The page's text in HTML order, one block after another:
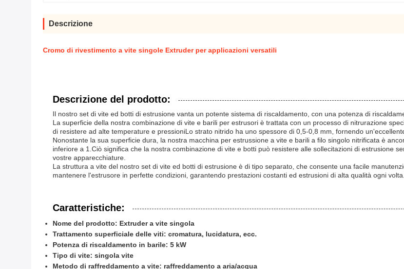
Descrizione
Cromo di rivestimento a vite singole Extruder per applicazioni versatili
Descrizione del prodotto:
Il nostro set di vite ed botti di estrusione vanta un potente sistema di riscaldamento, con una potenza di
La superficie della nostra combinazione di vite e barili per estrusori è trattata con un processo di nitrurazione
di resistere ad alte temperature e pressioniLo strato nitrido ha uno spessore di 0,5-0,8 mm, fornendo
Nonostante la sua superficie dura, la nostra macchina per estrussione a vite e barili a filo singolo nitrificata è
inferiore a 1.Ciò significa che la nostra combinazione di vite e botti può resistere alle sollecitazioni di estrusione
vostre apparecchiature.
La struttura a vite del nostro set di vite ed botti di estrusione è di tipo separato, che consente una facile
mantenere l'estrusore in perfette condizioni, garantendo prestazioni costanti ed estrusioni di alta qualità ogni volta.
Caratteristiche:
Nome del prodotto: Extruder a vite singola
Trattamento superficiale delle viti: cromatura, lucidatura, ecc.
Potenza di riscaldamento in barile: 5 kW
Tipo di vite: singola vite
Metodo di raffreddamento a vite: raffreddamento a aria/acqua